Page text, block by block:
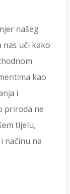
našeg
nas uči kako
kao
i
priroda ne
tijelu,
načinu na